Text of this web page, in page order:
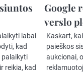
labai
kad
palaikyti
reikia, kad
Google
verslo
Kaskart,
paieškos
aukcionai,